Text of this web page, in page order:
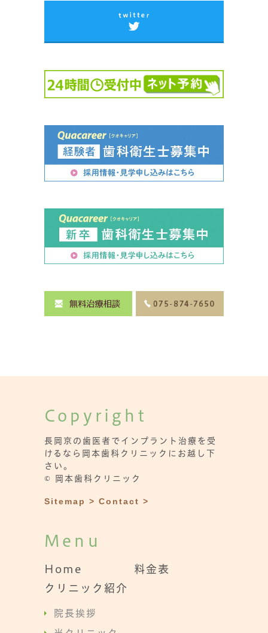
Copyright
長岡京の歯医者でインプラント治療を受
けるなら岡本歯科クリニックにお越し下
さい。
© 岡本歯科クリニック
Sitemap > Contact >
Menu
Home
クリニック紹介
院長挨拶
料金表